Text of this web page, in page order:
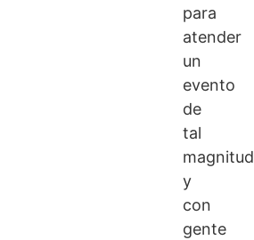
para
atender
un
evento
de
tal
magnitud
y
con
gente